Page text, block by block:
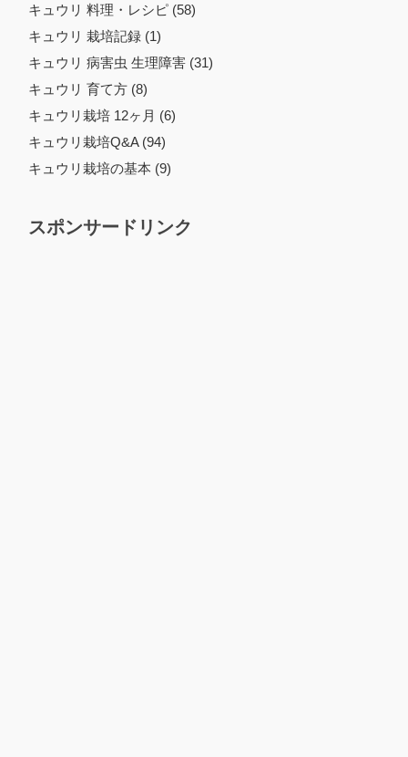
キュウリ 料理・レシピ (58)
キュウリ 栽培記録 (1)
キュウリ 病害虫 生理障害 (31)
キュウリ 育て方 (8)
キュウリ栽培 12ヶ月 (6)
キュウリ栽培Q&A (94)
キュウリ栽培の基本 (9)
スポンサードリンク